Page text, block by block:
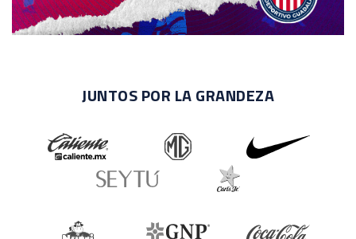
JUNTOS POR LA GRANDEZA